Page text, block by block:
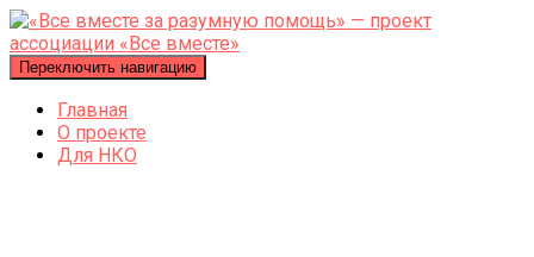
Переключить навигацию
Главная
О проекте
Для НКО